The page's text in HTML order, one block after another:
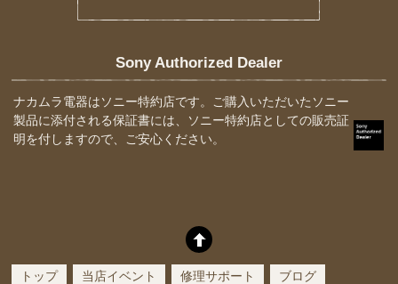
Sony Authorized Dealer
ナカムラ電器はソニー特約店です。ご購入いただいたソニー
製品に添付される保証書には、ソニー特約店としての販売証
明を付しますので、ご安心ください。
トップ 当店イベント 修理サポート ブログ